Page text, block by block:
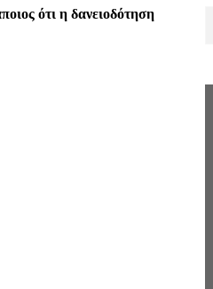
ότι η δανειοδότηση